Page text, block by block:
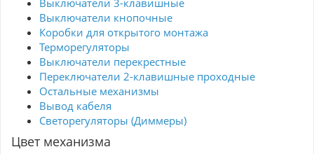
Выключатели кнопочные
Коробки для открытого монтажа
Терморегуляторы
Выключатели перекрестные
Переключатели 2-клавишные проходные
Остальные механизмы
Вывод кабеля
Светорегуляторы (Диммеры)
Цвет механизма